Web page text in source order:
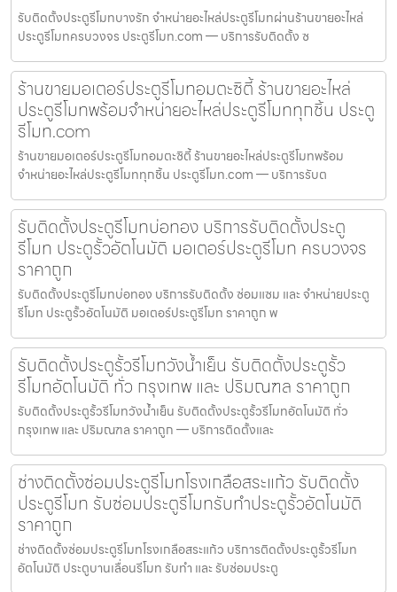
รับติดตั้งประตูรีโมทบางรัก จำหน่ายอะไหล่ประตูรีโมทผ่านร้านขายอะไหล่
ประตูรีโมทครบวงจร ประตูรีโมท.com — บริการรับติดตั้ง ซ
ร้านขายมอเตอร์ประตูรีโมทอมตะซิตี้ ร้านขายอะไหล่
ประตูรีโมทพร้อมจำหน่ายอะไหล่ประตูรีโมททุกชิ้น ประตู
รีโมท.com
ร้านขายมอเตอร์ประตูรีโมทอมตะซิตี้ ร้านขายอะไหล่ประตูรีโมทพร้อม
จำหน่ายอะไหล่ประตูรีโมททุกชิ้น ประตูรีโมท.com — บริการรับต
รับติดตั้งประตูรีโมทบ่อทอง บริการรับติดตั้งประตู
รีโมท ประตูรั้วอัตโนมัติ มอเตอร์ประตูรีโมท ครบวงจร
ราคาถูก
รับติดตั้งประตูรีโมทบ่อทอง บริการรับติดตั้ง ซ่อมแซม และ จำหน่ายประตู
รีโมท ประตูรั้วอัตโนมัติ มอเตอร์ประตูรีโมท ราคาถูก พ
รับติดตั้งประตูรั้วรีโมทวังน้ำเย็น รับติดตั้งประตูรั้ว
รีโมทอัตโนมัติ ทั่ว กรุงเทพ และ ปริมณฑล ราคาถูก
รับติดตั้งประตูรั้วรีโมทวังน้ำเย็น รับติดตั้งประตูรั้วรีโมทอัตโนมัติ ทั่ว
กรุงเทพ และ ปริมณฑล ราคาถูก — บริการติดตั้งและ
ช่างติดตั้งซ่อมประตูรีโมทโรงเกลือสระแก้ว รับติดตั้ง
ประตูรีโมท รับซ่อมประตูรีโมทรับทำประตูรั้วอัตโนมัติ
ราคาถูก
ช่างติดตั้งซ่อมประตูรีโมทโรงเกลือสระแก้ว บริการติดตั้งประตูรั้วรีโมท
อัตโนมัติ ประตูบานเลื่อนรีโมท รับทำ และ รับซ่อมประตู